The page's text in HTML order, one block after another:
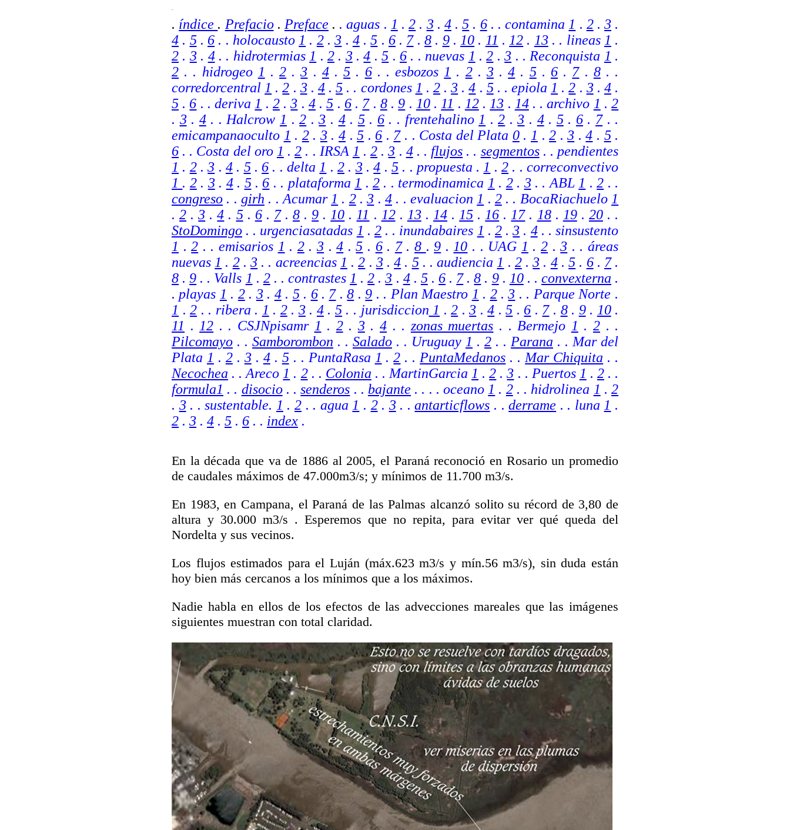
.
. índice . Prefacio. Preface . . aguas . 1 .2 . 3. 4.5 . 6. . contamina 1 . 2.3 .
4 . 5. 6 . . holocausto 1 . 2.3 . 4.5 . 6. 7.8 . 9. 10 . 11 . 12 . 13. . lineas 1 .
2 . 3. 4. . hidrotermias 1 . 2. 3.4 .5 . 6 . . nuevas 1 .2 .3 . . Reconquista 1 .
2 . . hidrogeo 1 .2 .3 . 4.5 . 6. . esbozos 1 . 2. 3.4 . 5. 6 . 7. 8. .
corredorcentral 1 .2 . 3. 4.5 . . cordones 1 . 2.3 .4 . 5. . epiola 1 .2 . 3. 4.
5 . 6 . . deriva 1 . 2.3 . 4.5 . 6. 7. 8.9 . 10. 11 . 12. 13 . 14. . archivo 1 .2
. 3. 4. . Halcrow 1 .2 .3 . 4. 5. 6. . frentehalino 1 .2 .3 . 4 . 5. 6. 7. .
emicampanaoculto 1 . 2. 3. 4 .5 . 6 . 7. . Costa del Plata 0. 1 .2 .3 .4 . 5.
6 . . Costa del oro 1 .2 . . IRSA 1 .2 .3 . 4. . flujos . . segmentos. . pendientes
1 . 2.3 . 4. 5. 6 . . delta 1 . 2 . 3.4 . 5. . propuesta . 1 .2 . . correconvectivo
1 . 2. 3. 4 . 5. 6 . . plataforma 1 . 2 . . termodinamica 1 . 2. 3. . ABL 1 .2 . .
congreso . . girh . . Acumar 1 . 2.3 . 4. . evaluacion 1 . 2. . BocaRiachuelo 1
.2 .3 .4 . 5. 6. 7.8 .9 . 10 . 11 . 12. 13. 14. 15 . 16 . 17. 18. 19. 20. .
StoDomingo . . urgenciasatadas 1 . 2 . . inundabaires 1 . 2.3 . 4. . sinsustento
1 .2 . . emisarios 1 . 2.3 .4 .5 . 6. 7.8 .9 . 10 . . UAG 1 .2 .3 . . áreas
nuevas 1 . 2.3 . . acreencias 1 .2 . 3 .4 . 5 . . audiencia 1 . 2.3 . 4.5 . 6. 7.
8 .9 . . Valls 1 . 2. . contrastes 1 .2 .3 . 4. 5. 6 . 7.8 . 9. 10. .convexterna .
. playas 1 . 2. 3. 4. 5. 6. 7.8 .9 . . Plan Maestro 1 . 2.3 . . Parque Norte .
1 .2 . . ribera . 1 . 2. 3. 4. 5. . jurisdiccion 1 .2 .3 . 4 .5 . 6 . 7. 8. 9. 10.
11 . 12 . . CSJNpisamr 1 . 2. 3.4 . . zonas muertas . . Bermejo 1 . 2. .
Pilcomayo . . Samborombon . . Salado . . Uruguay 1 . 2 . . Parana . . Mar del
Plata 1 . 2. 3. 4. 5. . PuntaRasa 1 .2 . . PuntaMedanos . . Mar Chiquita . .
Necochea . . Areco 1 . 2. . Colonia . . MartinGarcia 1 .2 .3 . . Puertos 1 . 2. .
formula1 . . disocio. .senderos . . bajante . . . . oceano 1 . 2. . hidrolinea 1 .2
. 3. . sustentable. 1 .2 . . agua 1 . 2. 3. .antarticflows . .derrame . . luna 1 .
2 . 3 . 4 . 5 . 6 . . index .
En la década que va de 1886 al 2005, el Paraná reconoció en Rosario un promedio
de caudales máximos de 47.000m3/s; y mínimos de 11.700 m3/s.
En 1983, en Campana, el Paraná de las Palmas alcanzó solito su récord de 3,80 de
altura y 30.000 m3/s . Esperemos que no repita, para evitar ver qué queda del
Nordelta y sus vecinos.
Los flujos estimados para el Luján (máx.623 m3/s y mín.56 m3/s), sin duda están
hoy bien más cercanos a los mínimos que a los máximos.
Nadie habla en ellos de los efectos de las advecciones mareales que las imágenes
siguientes muestran con total claridad.